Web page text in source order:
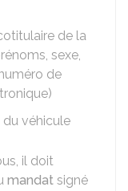
de la
sexe,
de
véhicule
il doit
mandat signé